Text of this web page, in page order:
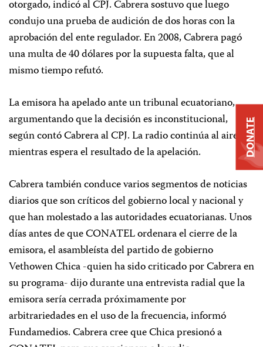
otorgado, indicó al CPJ. Cabrera sostuvo que luego
condujo una prueba de audición de dos horas con la
aprobación del ente regulador. En 2008, Cabrera pagó
una multa de 40 dólares por la supuesta falta, que al
mismo tiempo refutó.
La emisora ha apelado ante un tribunal ecuatoriano,
argumentando que la decisión es inconstitucional,
según contó Cabrera al CPJ. La radio continúa al aire
mientras espera el resultado de la apelación.
Cabrera también conduce varios segmentos de noticias
diarios que son críticos del gobierno local y nacional y
que han molestado a las autoridades ecuatorianas. Unos
días antes de que CONATEL ordenara el cierre de la
emisora, el asambleísta del partido de gobierno
Vethowen Chica -quien ha sido criticado por Cabrera en
su programa- dijo durante una entrevista radial que la
emisora sería cerrada próximamente por
arbitrariedades en el uso de la frecuencia, informó
Fundamedios. Cabrera cree que Chica presionó a
DONATE